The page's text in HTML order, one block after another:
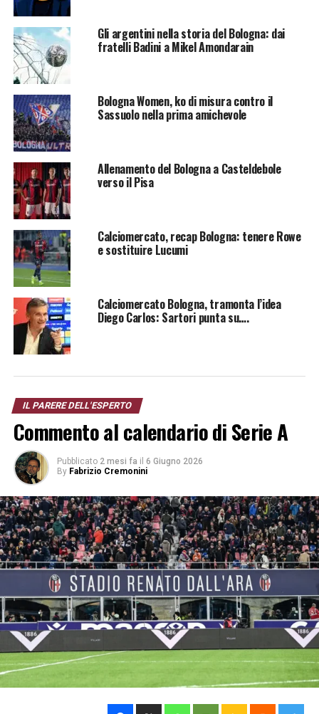
TAG: BOLOGNA
SUCCESSIVO
L’arbitro di Bologna-Inter
DA NON PERDERE
Quanti incroci tra Bologna e Napoli
Gli argentini nella storia del Bologna: dai
fratelli Badini a Mikel Amondarain
Bologna Women, ko di misura contro il
Sassuolo nella prima amichevole
Allenamento del Bologna a Casteldebole
verso il Pisa
Calciomercato, recap Bologna: tenere Rowe
e sostituire Lucumi
Calciomercato Bologna, tramonta l’idea
Diego Carlos: Sartori punta su….
IL PARERE DELL'ESPERTO
Commento al calendario di Serie A
Pubblicato 2 mesi fa il 6 Giugno 2026
By Fabrizio Cremonini